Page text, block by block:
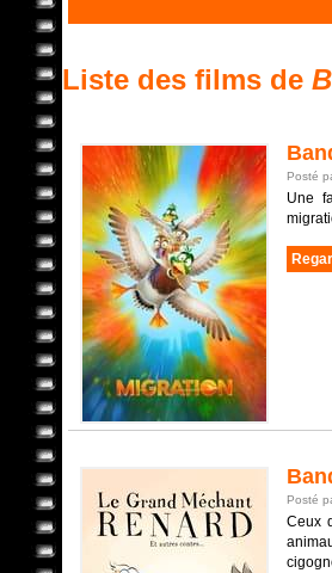
Liste des films de
Posté
Une
Posté
Ceux